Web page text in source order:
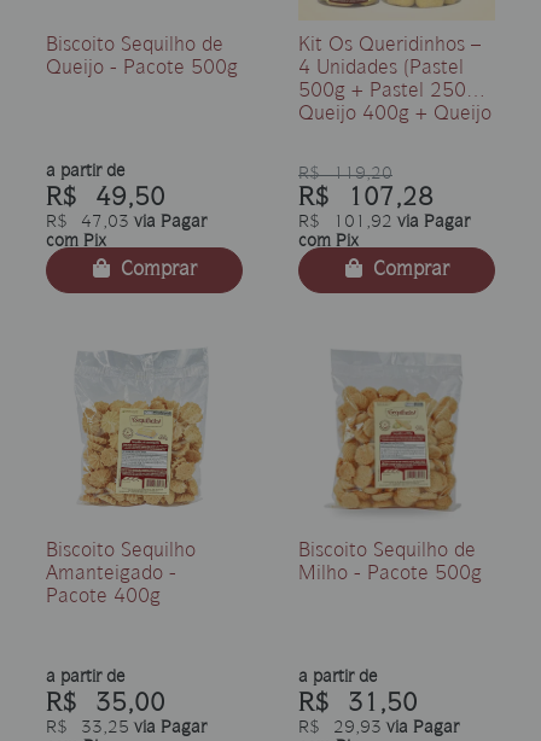
Biscoito Sequilho de
Queijo - Pacote 500g
a partir de
R$ 49,50
R$ 47,03 via Pagar
com Pix
Comprar
Kit Os Queridinhos –
4 Unidades (Pastel
500g + Pastel 250g +
Queijo 400g + Queijo
R$ 119,20
R$ 107,28
R$ 101,92 via Pagar
com Pix
Comprar
Biscoito Sequilho
Amanteigado -
Pacote 400g
a partir de
R$ 35,00
R$ 33,25 via Pagar
Biscoito Sequilho de
Milho - Pacote 500g
a partir de
R$ 31,50
R$ 29,93 via Pagar